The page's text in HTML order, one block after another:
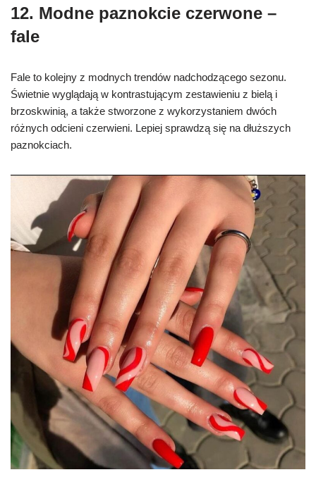
12. Modne paznokcie czerwone –
fale
Fale to kolejny z modnych trendów nadchodzącego sezonu.
Świetnie wyglądają w kontrastującym zestawieniu z bielą i
brzoskwinią, a także stworzone z wykorzystaniem dwóch
różnych odcieni czerwieni. Lepiej sprawdzą się na dłuższych
paznokciach.